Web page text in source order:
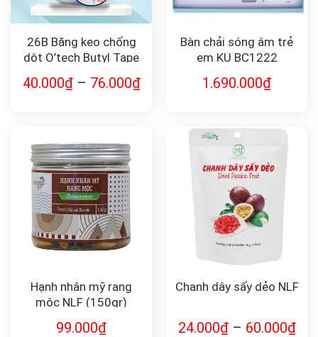
26B Băng keo chống
dột O’tech Butyl Tape
40.000₫– 76.000₫
Bàn chải sóng âm trẻ
em KU BC1222
1.690.000₫
Hạnh nhân mỹ rang
mộc NLF (150gr)
99.000₫
Chanh dây sấy dẻo NLF
24.000₫– 60.000₫